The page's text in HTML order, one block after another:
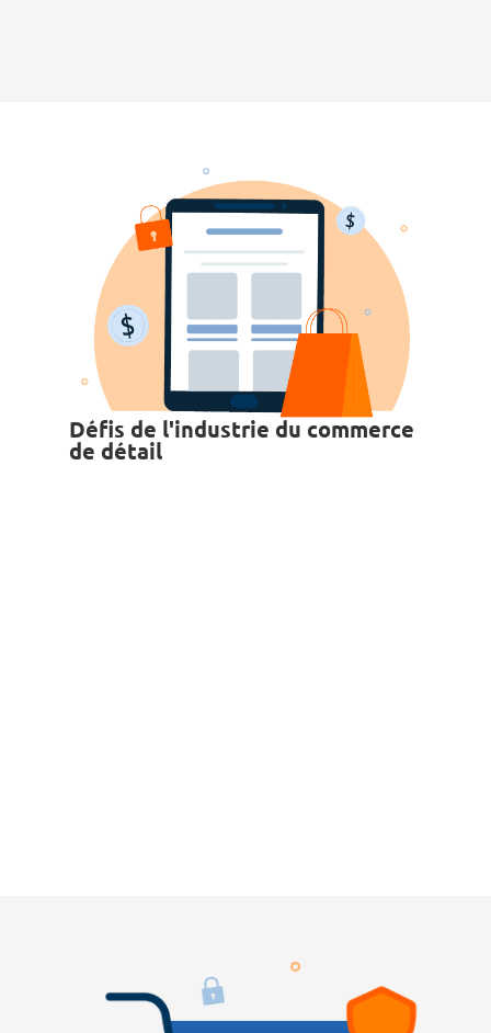
Défis de l'industrie du commerce
de détail